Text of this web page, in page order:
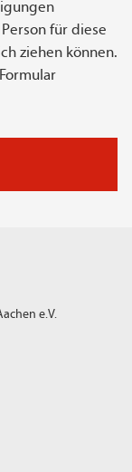
für diese
ziehen können.
e.V.